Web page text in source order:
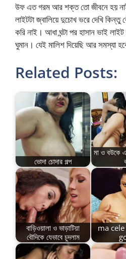
উফ এত গরম আর শক্ত তো জীবনে হয়
লাইটটা জ্বালিয়ে দুচোখ ভরে দেখি কিন্তু
করি নাই। আধা ঘন্টা পর হাসান ভাই
ঘুমান। যেই মালিশ দিয়েছি আর সমস্যা
Related Posts:
ভোদা চোদার গল্প
মা ও বউকে
বাড়িওয়ালা ও ভাড়াটিয়া
বৌদিকে যেভাবে চুদলাম
ma